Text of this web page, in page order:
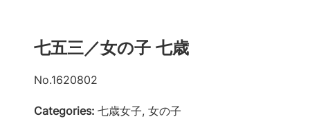
七五三／女の子 七歳
No.1620802
Categories: 七歳女子, 女の子